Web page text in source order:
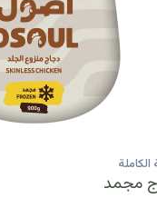
الكاملة
مبرد
الكاملة